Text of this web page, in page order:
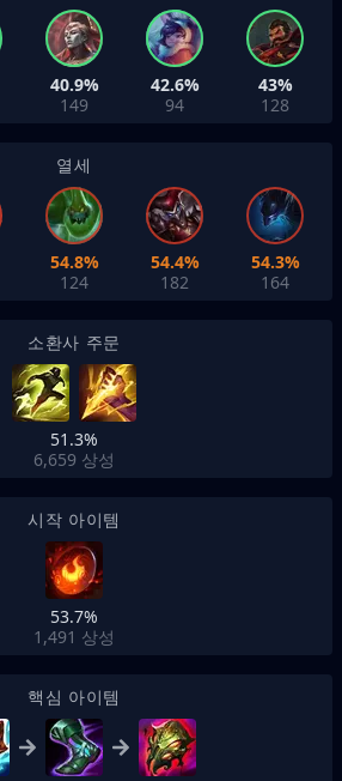
40.9%
149
42.6%
94
43%
128
열세
54.8%
124
54.4%
182
54.3%
164
소환사 주문
51.3%
6,659 상성
시작 아이템
53.7%
1,491 상성
핵심 아이템